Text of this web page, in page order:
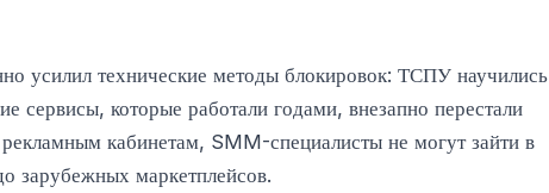
усилил технические методы блокировок: ТСПУ научились
сервисы, которые работали годами, внезапно перестали
кабинетам, SMM-специалисты не могут зайти в
зарубежных маркетплейсов.